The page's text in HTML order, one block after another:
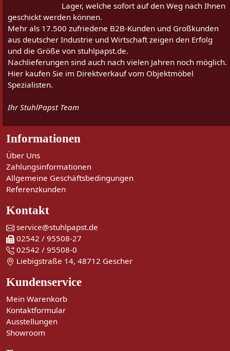
Lager, welche sofort auf den Weg nach Ihnen
geschickt werden können.
Mehr als 17.500 zufriedene B2B-Kunden und Großkunden
aus deutscher Industrie und Wirtschaft zeigen den Erfolg
und die Größe von stuhlpapst.de.
Nachlieferungen sind auch nach vielen Jahren noch möglich.
Hier kaufen Sie im Direktverkauf vom Objektmöbel
Spezialisten.
Ihr StuhlPapst Team
Informationen
Über Uns
Zahlungsinformationen
Allgemeine Geschäftsbedingungen
Referenzkunden
Kontakt
service@stuhlpapst.de
02542 / 95508-27
02542 / 95508-0
Liebigstraße 14, 48712 Gescher
Kundenservice
Mein Warenkorb
Kontaktformular
Ausstellungen
Showroom